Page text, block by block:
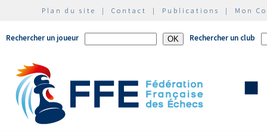
Plan du site | Contact | Publications | Mon
Rechercher un joueur Rechercher un club